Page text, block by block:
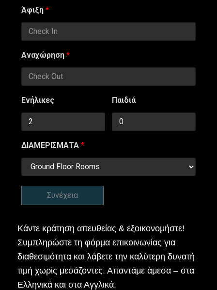
Άφιξη *
Αναχώρηση *
Ενήλικες Παιδιά
ΔΙΑΜΕΡΙΣΜΑΤΑ *
Συνέχεια
Κάντε κράτηση απευθείας & εξοικονομήστε!
Συμπληρώστε τη φόρμα επικοινωνίας για
διαθεσιμότητα και λάβετε την καλύτερη δυνατή
τιμή χωρίς μεσάζοντες. Απαντάμε άμεσα – στα
Ελληνικά και στα Αγγλικά.